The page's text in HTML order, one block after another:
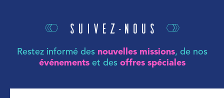
Suivez-nous
Restez informé des nouvelles missions, de nos
événementset des offres spéciales